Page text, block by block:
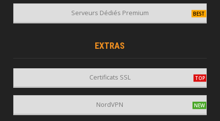
Serveurs Dédiés Premium
EXTRAS
Certificats SSL
NordVPN